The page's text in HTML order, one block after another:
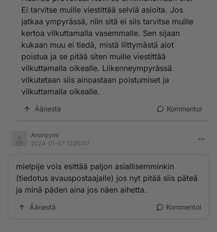
Ei tarvitse muille viestittää selviä asioita. Jos
jatkaa ympyrässä, niin sitä ei siis tarvitse muille
kertoa vilkuttamalla vasemmalle. Sen sijaan
kukaan muu ei tiedä, mistä liittymästä aiot
poistua ja se pitää siten muille viestittää
vilkuttamalla oikealle. Liikenneympyrässä
vilkutetaan siis ainoastaan poistumiset ja
vilkuttamalla oikealle.
Äänestä Kommentoi
Anonyymi
2024-01-07 12:20:07
mielpije vois esittää paljon asiallisemminkin
(tiedotus avauspostaajalle) jos nyt pitää siis päteä
ja minä päden aina jos näen aihetta.
Äänestä Kommentoi